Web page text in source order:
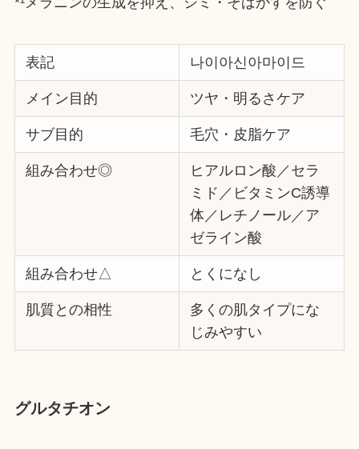
表記 나이아신아마이드
メイン目的 ツヤ・明るさケア
サブ目的 毛穴・皮脂ケア
組み合わせ◎
ヒアルロン酸／セラ
ミド／ビタミンC誘導
体／レチノール／ア
ゼライン酸
組み合わせ△ とくになし
肌質との相性
多くの肌タイプにな
じみやすい
グルタチオン